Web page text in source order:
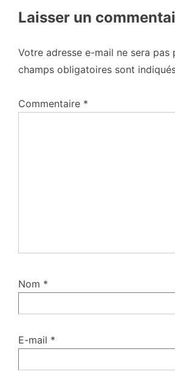
Laisser un
Votre adresse e-mail ne sera pas
champs obligatoires sont
Commentaire *
Nom *
E-mail *